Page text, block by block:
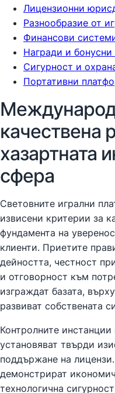
Лицензионни
Разнообразие от
Финансови
Награди и
Сигурност и
Портативни
качествена
хазартната
сфера
Световните игрални
извисени критерии за
фундамента на
клиенти. Приетите
дейността, честност
и отговорност към
изграждат базата,
развиват собствената
Контролните
установяват твърди
поддържане на
демонстрират
технологична